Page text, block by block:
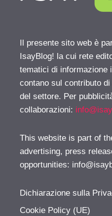
Il presente sito web è
IsayBlog! la cui rete
tematici di informazione
contano sul contributo
del settore. Per
collaborazioni:
This website is part of
advertising, press
opportunities:
Dichiarazione sulla
Cookie Policy (UE)